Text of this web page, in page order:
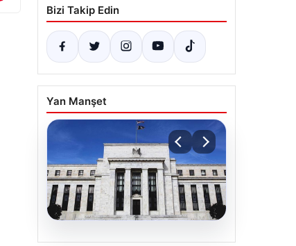
Bizi Takip Edin
Yan Manşet
06.08.2026